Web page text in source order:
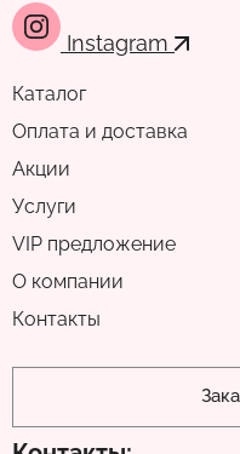
Instagram
Каталог
Оплата и доставка
Акции
Услуги
VIP предложение
О компании
Контакты